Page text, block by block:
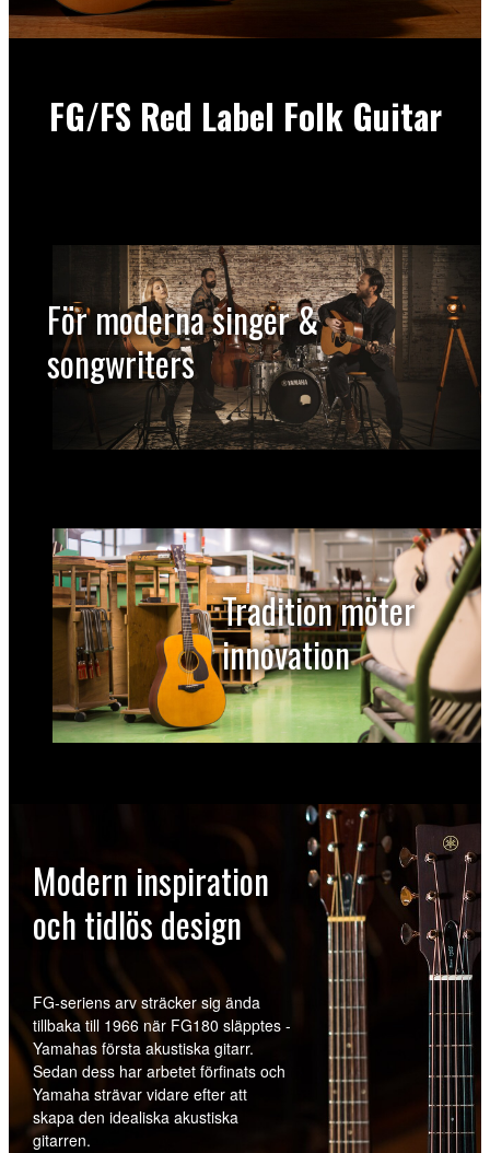
FG/FS Red Label Folk Guitar
För moderna singer &
songwriters
Tradition möter
innovation
Modern inspiration
och tidlös design
FG-seriens arv sträcker sig ända
tillbaka till 1966 när FG180 släpptes -
Yamahas första akustiska gitarr.
Sedan dess har arbetet förfinats och
Yamaha strävar vidare efter att
skapa den idealiska akustiska
gitarren.